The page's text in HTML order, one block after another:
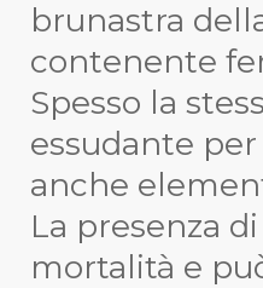
brunastra
contenente
Spesso la
essudante
anche
La presenza
mortalità e